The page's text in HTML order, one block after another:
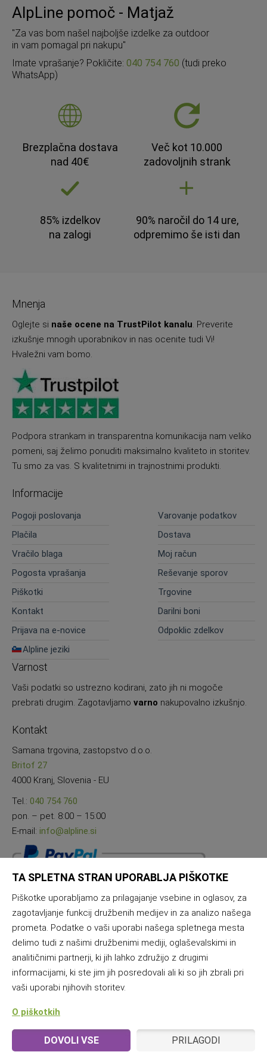
AlpLine pomoč - Matjaž
"Za vas bom našel najboljše izdelke za outdoor
in vam pomagal pri nakupu"
Imate vprašanje? Pokličite: 040 754 760 (tudi preko
WhatsApp)
Brezplačna dostava
nad 40€
Več kot 10.000
zadovoljnih strank
85% izdelkov
na zalogi
90% naročil do 14 ure,
odpremimo še isti dan
Mnenja
Oglejte si naše ocene na TrustPilot kanalu. Preverite
izkušnje mnogih uporabnikov in nas ocenite tudi Vi!
Hvaležni vam bomo.
Podpora strankam in transparentna komunikacija nam veliko
pomeni, saj želimo ponuditi maksimalno kvaliteto in storitev.
Tu smo za vas. S kvalitetnimi in trajnostnimi produkti.
Informacije
Pogoji poslovanja
Varovanje podatkov
Plačila
Dostava
Vračilo blaga
Moj račun
Pogosta vprašanja
Reševanje sporov
Piškotki
Trgovine
Kontakt
Darilni boni
Prijava na e-novice
Odpoklic zdelkov
Alpline jeziki
Varnost
Vaši podatki so ustrezno kodirani, zato jih ni mogoče
prebrati drugim. Zagotavljamo varno nakupovalno izkušnjo.
Kontakt
Samana trgovina, zastopstvo d.o.o.
Britof 27
4000 Kranj, Slovenia - EU
Tel.: 040 754 760
pon. – pet. 8:00 – 15:00
E-mail: info@alpline.si
TA SPLETNA STRAN UPORABLJA PIŠKOTKE
Piškotke uporabljamo za prilagajanje vsebine in oglasov, za
zagotavljanje funkcij družbenih medijev in za analizo našega
prometa. Podatke o vaši uporabi našega spletnega mesta
delimo tudi z našimi družbenimi mediji, oglaševalskimi in
analitičnimi partnerji, ki jih lahko združijo z drugimi
informacijami, ki ste jim jih posredovali ali ki so jih zbrali pri
vaši uporabi njihovih storitev.
O piškotkih
DOVOLI VSE PRILAGODI